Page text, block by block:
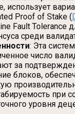
использует
Proof of Stake (
Fault Tolerance
среди
: Эта
число
за
блоков,
при
уровня